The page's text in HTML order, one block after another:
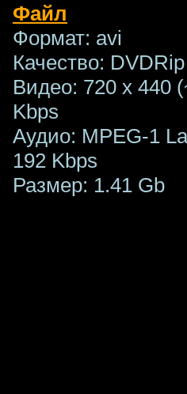
Файл
Формат: avi
Качество: DVDRip
Видео: 720 х 440
Kbps
Аудио: MPEG-1
192 Kbps
Размер: 1.41 Gb